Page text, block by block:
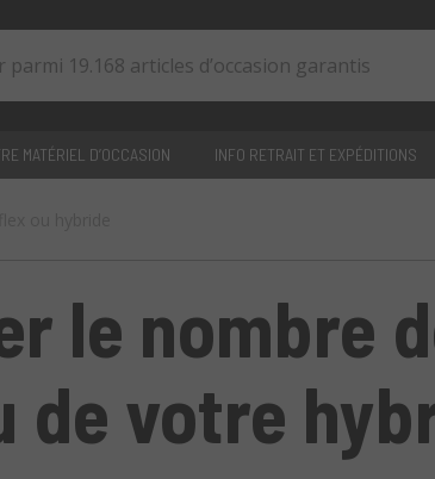
MATÉRIEL D’OCCASION INFO RETRAIT ET EXPÉDITIONS
le nombre
de votre